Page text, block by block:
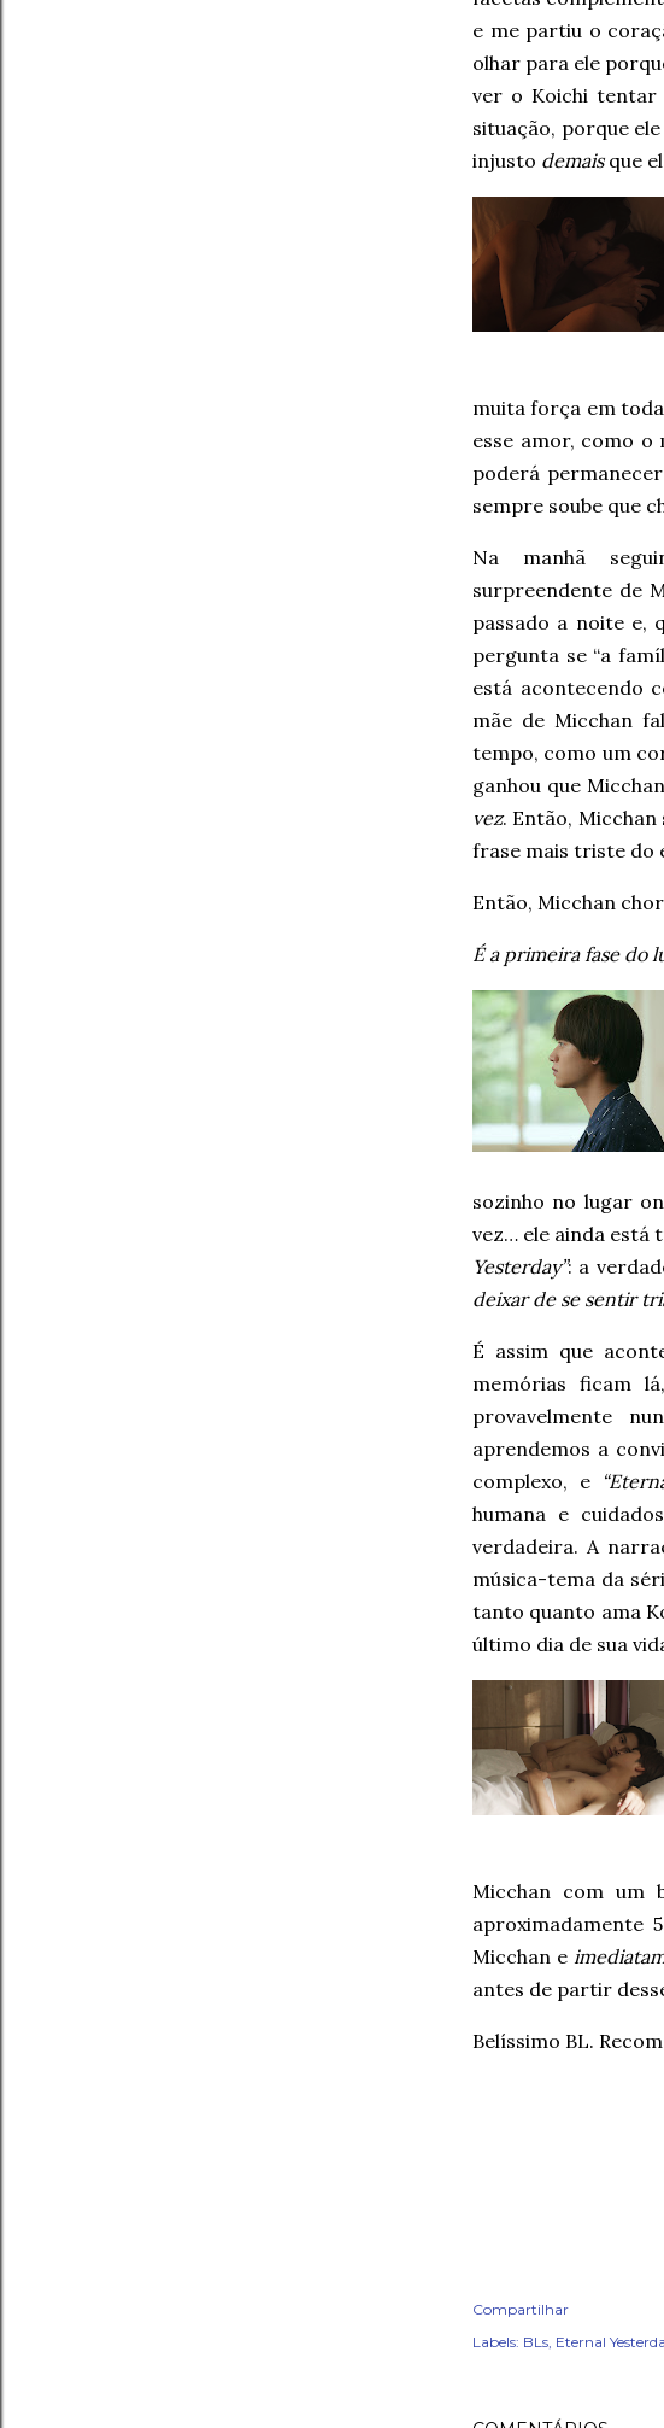
e me partiu o
olhar para ele
ver o Koichi tentar
situação, porque
injusto demaisque
muita força em
esse amor, como o
poderá
sempre soube que
Na manhã
surpreendente de
passado a noite e,
pergunta se “a
está acontecendo
mãe de Micchan
tempo, como um
ganhou que
vez. Então,
frase mais triste do
Então, Micchan
É a primeira fase do
sozinho no lugar
vez… ele ainda está
Yesterday”: a
deixar de se sentir
É assim que
memórias ficam
provavelmente
aprendemos a
complexo, e
humana e
verdadeira. A
música-tema da
tanto quanto ama
último dia de sua
Micchan com um
aproximadamente
Micchan e
antes de partir
Belíssimo BL.
Compartilhar
Labels: BLs Eternal